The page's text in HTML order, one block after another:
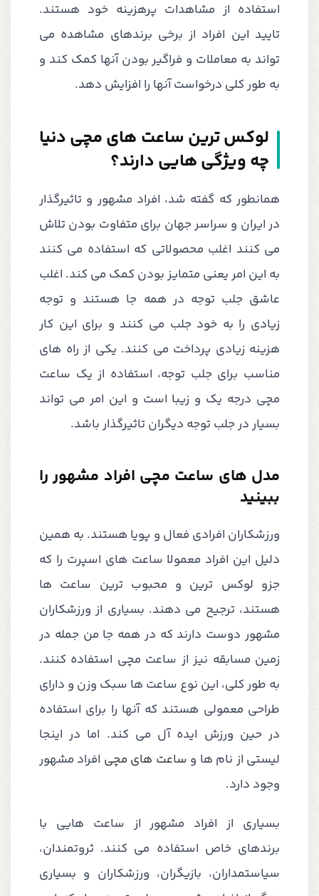
استفاده از مشاهدات پرهزینه خود هستند.
تایید این افراد از برخی برندهای مشاهده می
تواند به معاملات و فراگیر بودن آنها کمک کند و
به طور کلی درخواست آنها را افزایش دهد.
لوکس ترین ساعت های مچی دنیا
چه ویژگی هایی دارند؟
همانطور که گفته شد، افراد مشهور و تاثیرگذار
در ایران و سراسر جهان برای متفاوت بودن تلاش
می کنند اغلب محصولاتی که استفاده می کنند
به این امر یعنی متمایز بودن کمک می کند. اغلب
عاشق جلب توجه در همه جا هستند و توجه
زیادی را به خود جلب می کنند و برای این کار
هزینه زیادی پرداخت می کنند. یکی از راه های
مناسب برای جلب توجه، استفاده از یک ساعت
مچی درجه یک و زیبا است و این امر می تواند
بسیار در جلب توجه دیگران تاثیرگذار باشد.
مدل های ساعت مچی افراد مشهور را
ببینید
ورزشکاران افرادی فعال و پویا هستند. به همین
دلیل این افراد معمولا ساعت های اسپرت را که
جزو لوکس ترین و محبوب ترین ساعت ها
هستند، ترجیح می دهند. بسیاری از ورزشکاران
مشهور دوست دارند که در همه جا من جمله در
زمین مسابقه نیز از ساعت مچی استفاده کنند.
به طور کلی، این نوع ساعت ها سبک وزن و دارای
طراحی معمولی هستند که آنها را برای استفاده
در حین ورزش ایده آل می کند. اما در اینجا
لیستی از نام ها و ساعت های مچی افراد مشهور
وجود دارد.
بسیاری از افراد مشهور از ساعت هایی با
برندهای خاص استفاده می کنند. ثروتمندان،
سیاستمداران، بازیگران، ورزشکاران و بسیاری